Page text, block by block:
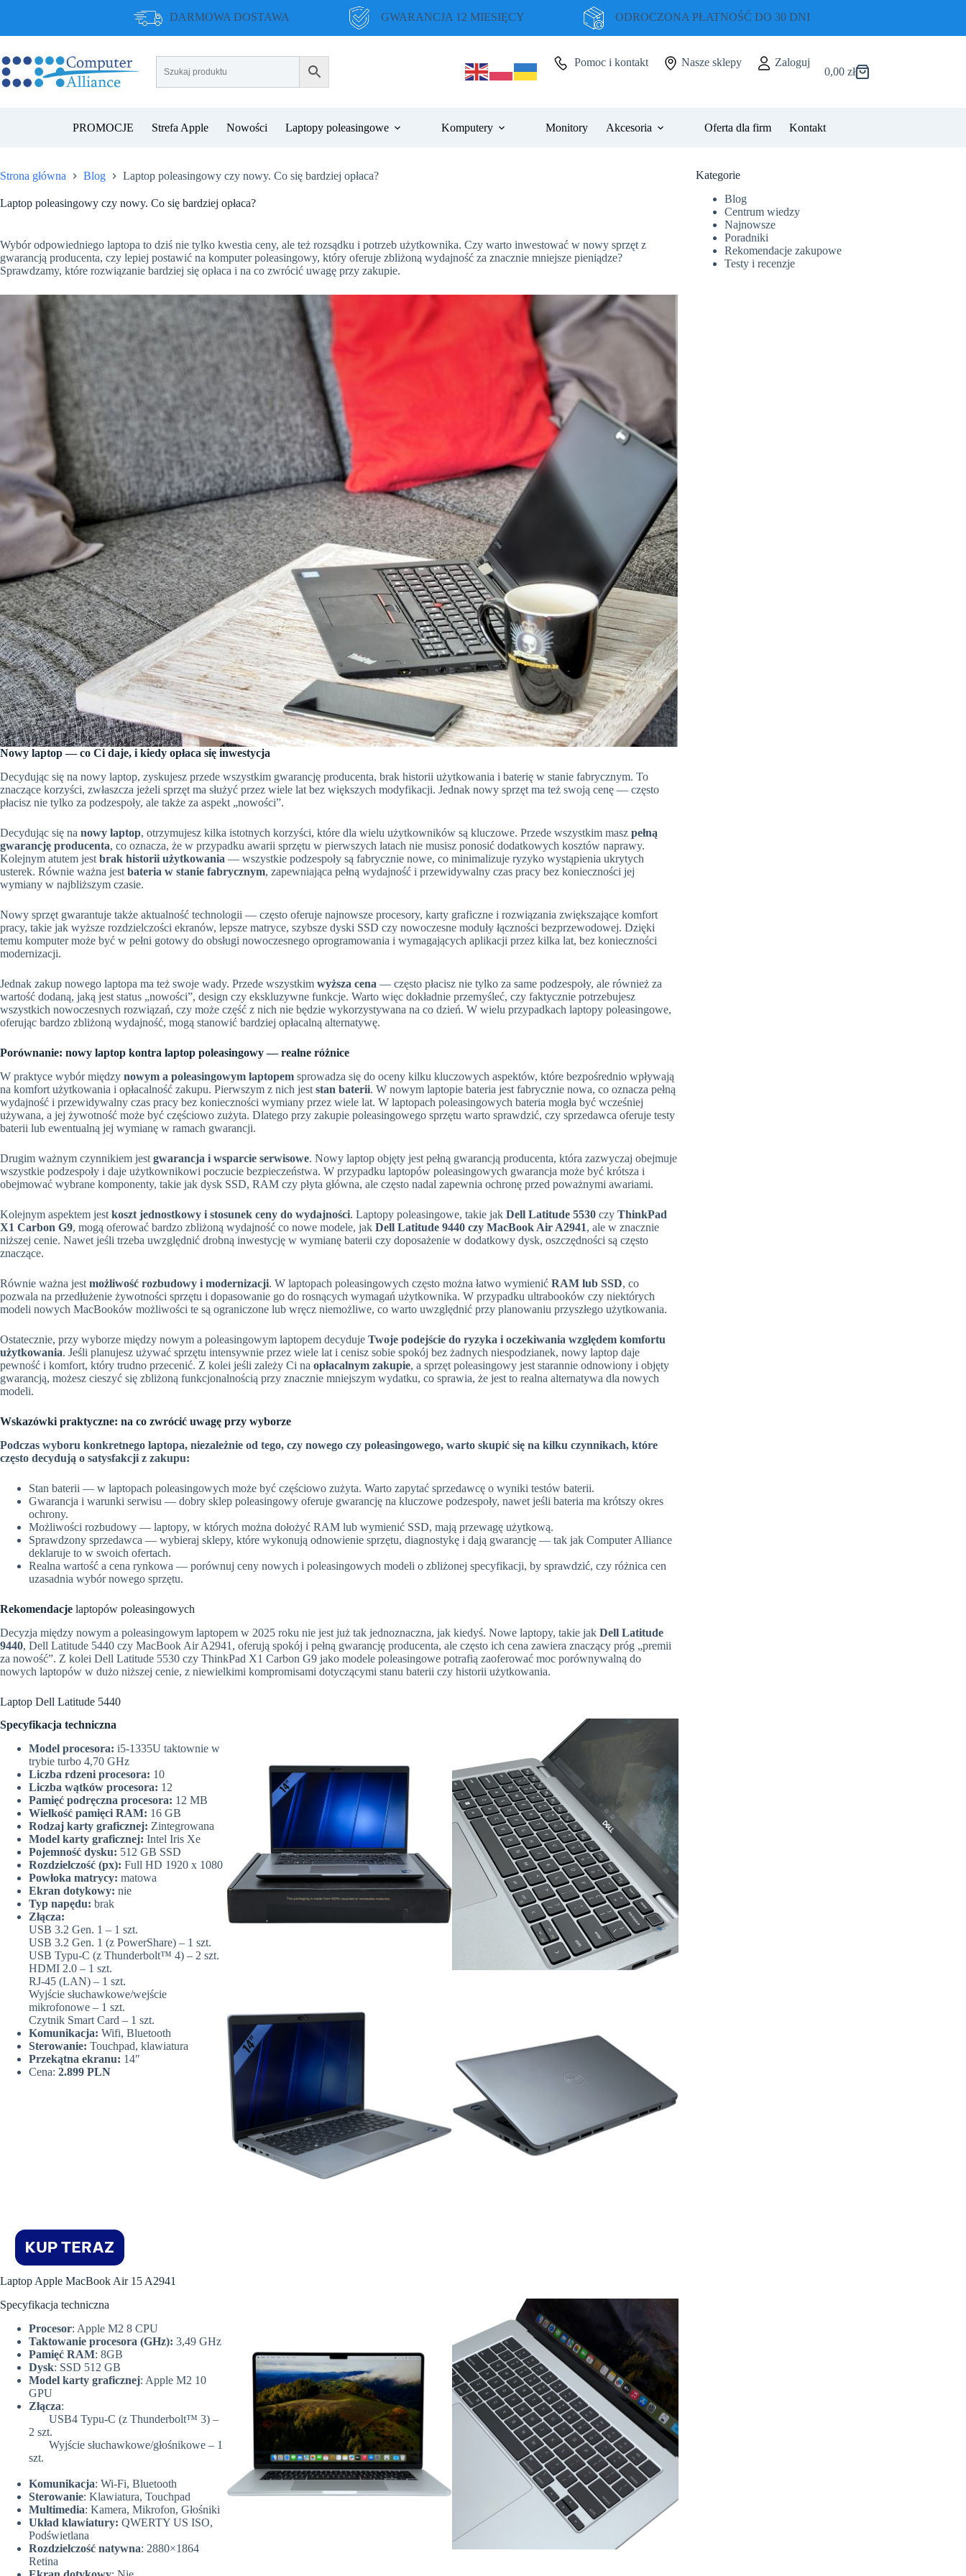
DARMOWA DOSTAWA GWARANCJA 12 MIESIĘCY ODROCZONA PŁATNOŚĆ DO 30 DNI
Pomoc i kontakt Nasze sklepy
Zaloguj
Koszyk
0,00 zł
PROMOCJE Strefa Apple Nowości Laptopy poleasingowe Komputery Monitory Akcesoria Oferta dla firm Kontakt
Strona główna Blog Laptop poleasingowy czy nowy. Co się bardziej opłaca?
Laptop poleasingowy czy nowy. Co się bardziej opłaca?
Wybór odpowiedniego laptopa to dziś nie tylko kwestia ceny, ale też rozsądku i potrzeb użytkownika. Czy warto inwestować w nowy sprzęt z
gwarancją producenta, czy lepiej postawić na komputer poleasingowy, który oferuje zbliżoną wydajność za znacznie mniejsze pieniądze?
Sprawdzamy, które rozwiązanie bardziej się opłaca i na co zwrócić uwagę przy zakupie.
Nowy laptop — co Ci daje, i kiedy opłaca się inwestycja
Decydując się na nowy laptop, zyskujesz przede wszystkim gwarancję producenta, brak historii użytkowania i baterię w stanie fabrycznym. To
znaczące korzyści, zwłaszcza jeżeli sprzęt ma służyć przez wiele lat bez większych modyfikacji. Jednak nowy sprzęt ma też swoją cenę — często
płacisz nie tylko za podzespoły, ale także za aspekt „nowości”.
Decydując się na nowy laptop, otrzymujesz kilka istotnych korzyści, które dla wielu użytkowników są kluczowe. Przede wszystkim masz pełną
gwarancję producenta, co oznacza, że w przypadku awarii sprzętu w pierwszych latach nie musisz ponosić dodatkowych kosztów naprawy.
Kolejnym atutem jest brak historii użytkowania — wszystkie podzespoły są fabrycznie nowe, co minimalizuje ryzyko wystąpienia ukrytych
usterek. Równie ważna jest bateria w stanie fabrycznym, zapewniająca pełną wydajność i przewidywalny czas pracy bez konieczności jej
wymiany w najbliższym czasie.
Nowy sprzęt gwarantuje także aktualność technologii — często oferuje najnowsze procesory, karty graficzne i rozwiązania zwiększające komfort
pracy, takie jak wyższe rozdzielczości ekranów, lepsze matryce, szybsze dyski SSD czy nowoczesne moduły łączności bezprzewodowej. Dzięki
temu komputer może być w pełni gotowy do obsługi nowoczesnego oprogramowania i wymagających aplikacji przez kilka lat, bez konieczności
modernizacji.
Jednak zakup nowego laptopa ma też swoje wady. Przede wszystkim wyższa cena — często płacisz nie tylko za same podzespoły, ale również za
wartość dodaną, jaką jest status „nowości”, design czy ekskluzywne funkcje. Warto więc dokładnie przemyśleć, czy faktycznie potrzebujesz
wszystkich nowoczesnych rozwiązań, czy może część z nich nie będzie wykorzystywana na co dzień. W wielu przypadkach laptopy poleasingowe,
oferując bardzo zbliżoną wydajność, mogą stanowić bardziej opłacalną alternatywę.
Porównanie: nowy laptop kontra laptop poleasingowy — realne różnice
W praktyce wybór między nowym a poleasingowym laptopem sprowadza się do oceny kilku kluczowych aspektów, które bezpośrednio wpływają
na komfort użytkowania i opłacalność zakupu. Pierwszym z nich jest stan baterii. W nowym laptopie bateria jest fabrycznie nowa, co oznacza pełną
wydajność i przewidywalny czas pracy bez konieczności wymiany przez wiele lat. W laptopach poleasingowych bateria mogła być wcześniej
używana, a jej żywotność może być częściowo zużyta. Dlatego przy zakupie poleasingowego sprzętu warto sprawdzić, czy sprzedawca oferuje testy
baterii lub ewentualną jej wymianę w ramach gwarancji.
Drugim ważnym czynnikiem jest gwarancja i wsparcie serwisowe. Nowy laptop objęty jest pełną gwarancją producenta, która zazwyczaj obejmuje
wszystkie podzespoły i daje użytkownikowi poczucie bezpieczeństwa. W przypadku laptopów poleasingowych gwarancja może być krótsza i
obejmować wybrane komponenty, takie jak dysk SSD, RAM czy płyta główna, ale często nadal zapewnia ochronę przed poważnymi awariami.
Kolejnym aspektem jest koszt jednostkowy i stosunek ceny do wydajności. Laptopy poleasingowe, takie jak Dell Latitude 5530 czy ThinkPad
X1 Carbon G9, mogą oferować bardzo zbliżoną wydajność co nowe modele, jak Dell Latitude 9440 czy MacBook Air A2941, ale w znacznie
niższej cenie. Nawet jeśli trzeba uwzględnić drobną inwestycję w wymianę baterii czy doposażenie w dodatkowy dysk, oszczędności są często
znaczące.
Równie ważna jest możliwość rozbudowy i modernizacji. W laptopach poleasingowych często można łatwo wymienić RAM lub SSD, co
pozwala na przedłużenie żywotności sprzętu i dopasowanie go do rosnących wymagań użytkownika. W przypadku ultrabooków czy niektórych
modeli nowych MacBooków możliwości te są ograniczone lub wręcz niemożliwe, co warto uwzględnić przy planowaniu przyszłego użytkowania.
Ostatecznie, przy wyborze między nowym a poleasingowym laptopem decyduje Twoje podejście do ryzyka i oczekiwania względem komfortu
użytkowania. Jeśli planujesz używać sprzętu intensywnie przez wiele lat i cenisz sobie spokój bez żadnych niespodzianek, nowy laptop daje
pewność i komfort, który trudno przecenić. Z kolei jeśli zależy Ci na opłacalnym zakupie, a sprzęt poleasingowy jest starannie odnowiony i objęty
gwarancją, możesz cieszyć się zbliżoną funkcjonalnością przy znacznie mniejszym wydatku, co sprawia, że jest to realna alternatywa dla nowych
modeli.
Wskazówki praktyczne: na co zwrócić uwagę przy wyborze
Podczas wyboru konkretnego laptopa, niezależnie od tego, czy nowego czy poleasingowego, warto skupić się na kilku czynnikach, które
często decydują o satysfakcji z zakupu:
Stan baterii — w laptopach poleasingowych może być częściowo zużyta. Warto zapytać sprzedawcę o wyniki testów baterii.
Gwarancja i warunki serwisu — dobry sklep poleasingowy oferuje gwarancję na kluczowe podzespoły, nawet jeśli bateria ma krótszy okres
ochrony.
Możliwości rozbudowy — laptopy, w których można dołożyć RAM lub wymienić SSD, mają przewagę użytkową.
Sprawdzony sprzedawca — wybieraj sklepy, które wykonują odnowienie sprzętu, diagnostykę i dają gwarancję — tak jak Computer Alliance
deklaruje to w swoich ofertach.
Realna wartość a cena rynkowa — porównuj ceny nowych i poleasingowych modeli o zbliżonej specyfikacji, by sprawdzić, czy różnica cen
uzasadnia wybór nowego sprzętu.
Rekomendacje laptopów poleasingowych
Decyzja między nowym a poleasingowym laptopem w 2025 roku nie jest już tak jednoznaczna, jak kiedyś. Nowe laptopy, takie jak Dell Latitude
9440, Dell Latitude 5440 czy MacBook Air A2941, oferują spokój i pełną gwarancję producenta, ale często ich cena zawiera znaczący próg „premii
za nowość”. Z kolei Dell Latitude 5530 czy ThinkPad X1 Carbon G9 jako modele poleasingowe potrafią zaoferować moc porównywalną do
nowych laptopów w dużo niższej cenie, z niewielkimi kompromisami dotyczącymi stanu baterii czy historii użytkowania.
Laptop Dell Latitude 5440
Specyfikacja techniczna
Model procesora: i5-1335U taktownie w
trybie turbo 4,70 GHz
Liczba rdzeni procesora: 10
Liczba wątków procesora: 12
Pamięć podręczna procesora: 12 MB
Wielkość pamięci RAM: 16 GB
Rodzaj karty graficznej: Zintegrowana
Model karty graficznej: Intel Iris Xe
Pojemność dysku: 512 GB SSD
Rozdzielczość (px): Full HD 1920 x 1080
Powłoka matrycy: matowa
Ekran dotykowy: nie
Typ napędu: brak
Złącza:
USB 3.2 Gen. 1 – 1 szt.
USB 3.2 Gen. 1 (z PowerShare) – 1 szt.
USB Typu-C (z Thunderbolt™ 4) – 2 szt.
HDMI 2.0 – 1 szt.
RJ-45 (LAN) – 1 szt.
Wyjście słuchawkowe/wejście
mikrofonowe – 1 szt.
Czytnik Smart Card – 1 szt.
Komunikacja: Wifi, Bluetooth
Sterowanie: Touchpad, klawiatura
Przekątna ekranu: 14″
Cena: 2.899 PLN
Laptop Apple MacBook Air 15 A2941
Specyfikacja techniczna
Procesor: Apple M2 8 CPU
Taktowanie procesora (GHz): 3,49 GHz
Pamięć RAM: 8GB
Dysk: SSD 512 GB
Model karty graficznej: Apple M2 10
GPU
Złącza:
USB4 Typu-C (z Thunderbolt™ 3) –
2 szt.
Wyjście słuchawkowe/głośnikowe – 1
szt.
Komunikacja: Wi-Fi, Bluetooth
Sterowanie: Klawiatura, Touchpad
Multimedia: Kamera, Mikrofon, Głośniki
Układ klawiatury: QWERTY US ISO,
Podświetlana
Rozdzielczość natywna: 2880×1864
Retina
Kategorie
Blog
Centrum wiedzy
Najnowsze
Poradniki
Rekomendacje zakupowe
Testy i recenzje